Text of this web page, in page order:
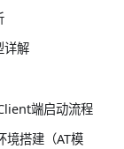
详解
端启动流程
境搭建（AT模